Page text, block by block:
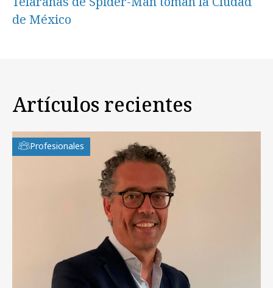
de México
Artículos recientes
Profesionales